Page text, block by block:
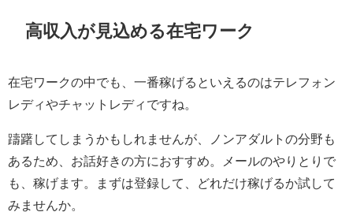
高収入が見込める在宅ワーク
在宅ワークの中でも、一番稼げるといえるのはテレフォン
レディやチャットレディですね。
躊躇してしまうかもしれませんが、ノンアダルトの分野も
あるため、お話好きの方におすすめ。メールのやりとりで
も、稼げます。まずは登録して、どれだけ稼げるか試して
みませんか。